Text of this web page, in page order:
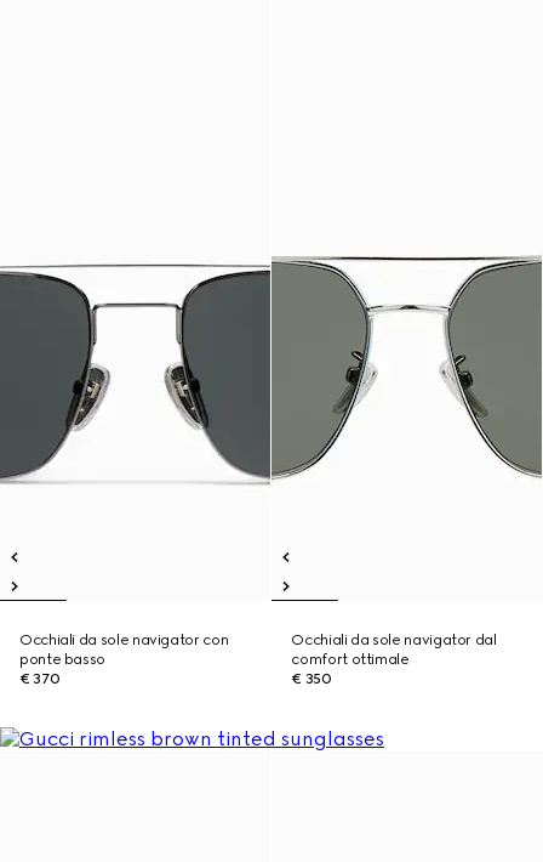
Occhiali da sole navigator con
ponte basso
€ 370
Occhiali da sole navigator dal
comfort ottimale
€ 350